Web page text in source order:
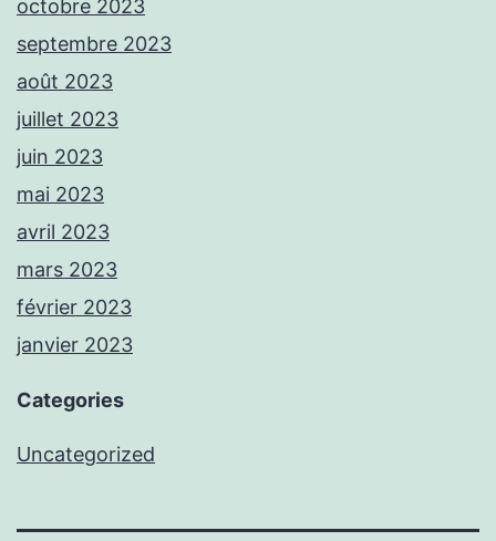
octobre 2023
septembre 2023
août 2023
juillet 2023
juin 2023
mai 2023
avril 2023
mars 2023
février 2023
janvier 2023
Categories
Uncategorized